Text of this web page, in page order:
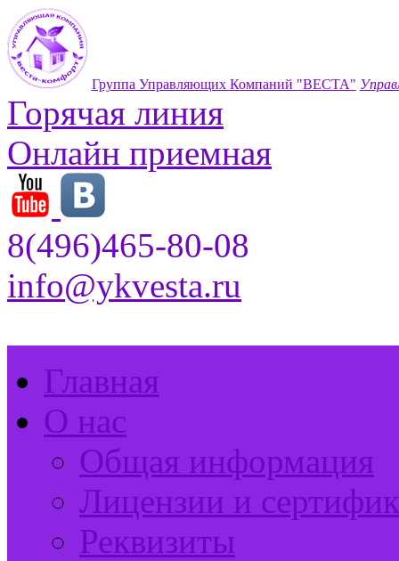
Группа Управляющих Компаний "ВЕСТА"
Горячая линия
Онлайн приемная
8(496)465-80-08
info@ykvesta.ru
Главная
О нас
Общая информация
Лицензии и
Реквизиты